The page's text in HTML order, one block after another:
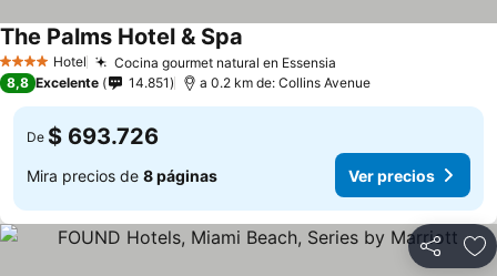
4 EstrellasHotel Cocina gourmet natural en Essensia
The Palms Hotel & Spa
8,8 Excelente 14.851 a 0.2 km de: Collins Avenue
De $ 693.726
Mira precios de 8 páginas Ver precios
Compartir